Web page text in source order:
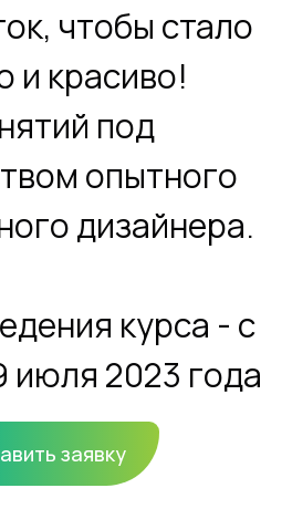
чтобы стало
и красиво!
под
опытного
дизайнера.
курса - с
июля 2023 года
заявку